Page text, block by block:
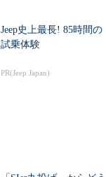
Jeep史上最長! 85時間の
試乗体験
PR(Jeep Japan)